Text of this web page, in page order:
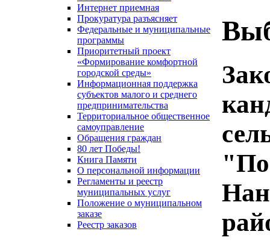
Интернет приемная
Прокуратура разъясняет
Федеральные и муниципальные
программы
Приоритетный проект
«Формирование комфортной
городской среды»
Информационная поддержка
субъектов малого и среднего
предпринимательства
Территориальное общественное
самоуправление
Обращения граждан
80 лет Победы!
Книга Памяти
О персональной информации
Регламенты и реестр
муниципальных услуг
Положение о муниципальном
заказе
Реестр заказов